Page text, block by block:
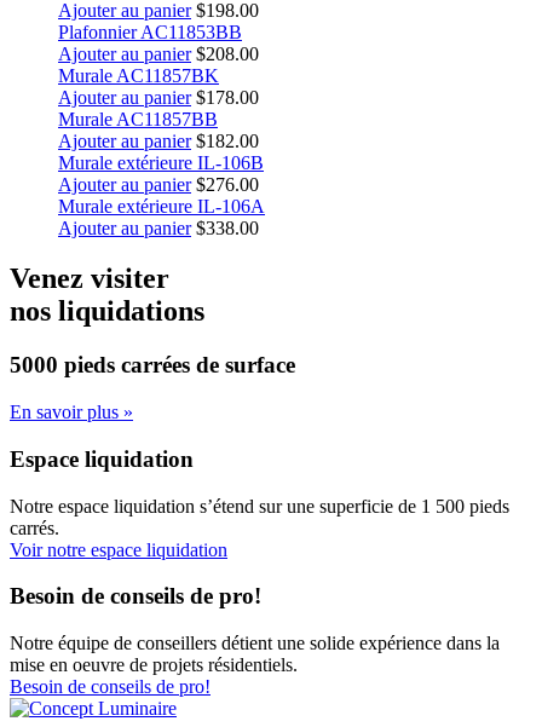
Ajouter au panier $198.00
Plafonnier AC11853BB
Ajouter au panier $208.00
Murale AC11857BK
Ajouter au panier $178.00
Murale AC11857BB
Ajouter au panier $182.00
Murale extérieure IL-106B
Ajouter au panier $276.00
Murale extérieure IL-106A
Ajouter au panier $338.00
Venez visiter
nos liquidations
5000 pieds carrées de surface
En savoir plus »
Espace liquidation
Notre espace liquidation s’étend sur une superficie de 1 500 pieds
carrés.
Voir notre espace liquidation
Besoin de conseils de pro!
Notre équipe de conseillers détient une solide expérience dans la
mise en oeuvre de projets résidentiels.
Besoin de conseils de pro!